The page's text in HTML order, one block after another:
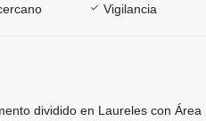
Vigilancia
dividido en Laureles con